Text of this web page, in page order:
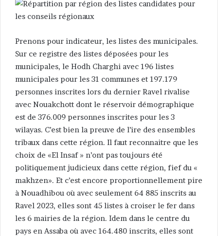
Prenons pour indicateur, les listes des municipales.
Sur ce registre des listes déposées pour les
municipales, le Hodh Charghi avec 196 listes
municipales pour les 31 communes et 197.179
personnes inscrites lors du dernier Ravel rivalise
avec Nouakchott dont le réservoir démographique
est de 376.009 personnes inscrites pour les 3
wilayas. C’est bien la preuve de l’ire des ensembles
tribaux dans cette région. Il faut reconnaitre que les
choix de «El Insaf » n’ont pas toujours été
politiquement judicieux dans cette région, fief du «
makhzen». Et c’est encore proportionnellement pire
à Nouadhibou où avec seulement 64 885 inscrits au
Ravel 2023, elles sont 45 listes à croiser le fer dans
les 6 mairies de la région. Idem dans le centre du
pays en Assaba où avec 164.480 inscrits, elles sont